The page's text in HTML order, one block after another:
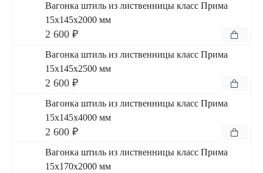
Вагонка штиль из лиственницы класс Прима
15x145x2000 мм
2 600 ₽
Вагонка штиль из лиственницы класс Прима
15x145x2500 мм
2 600 ₽
Вагонка штиль из лиственницы класс Прима
15x145x4000 мм
2 600 ₽
Вагонка штиль из лиственницы класс Прима
15x170x2000 мм